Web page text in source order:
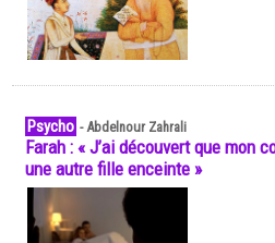
Psycho -Abdelnour Zahrali
Farah : « J’ai découvert que mon
une autre fille enceinte »